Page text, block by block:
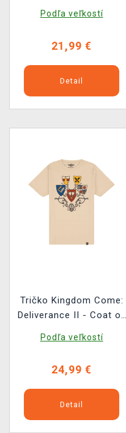
Podľa veľkostí
21,99 €
Detail
Tričko Kingdom Come:
Deliverance II - Coat of
Podľa veľkostí
24,99 €
Detail